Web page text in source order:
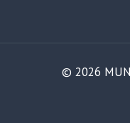
© 2026